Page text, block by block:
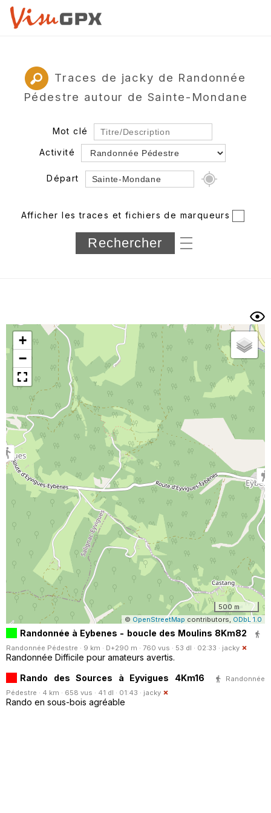
Traces de jacky de Randonnée
Pédestre autour de Sainte-Mondane
Mot clé
Activité
Départ
Département
Longueur min/max
Trier par
Horodatage Photos
Afficher les traces et fichiers de marqueurs
+
−
500 m
© OpenStreetMap contributors, ODbL 1.0
Randonnée à Eybenes - boucle des Moulins 8Km82
Randonnée Pédestre · 9 km · D+290 m · 760 vus · 53 dl · 02:33 · jacky
Randonnée Difficile pour amateurs avertis.
Rando des Sources à Eyvigues 4Km16
Randonnée
Pédestre · 4 km · 658 vus · 41 dl · 01:43 · jacky
Rando en sous-bois agréable